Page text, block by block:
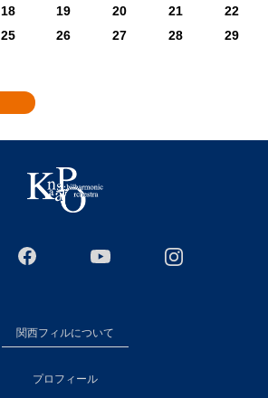
18 19 20 21
22
25 26 27 28
29
関西フィルについて
プロフィール